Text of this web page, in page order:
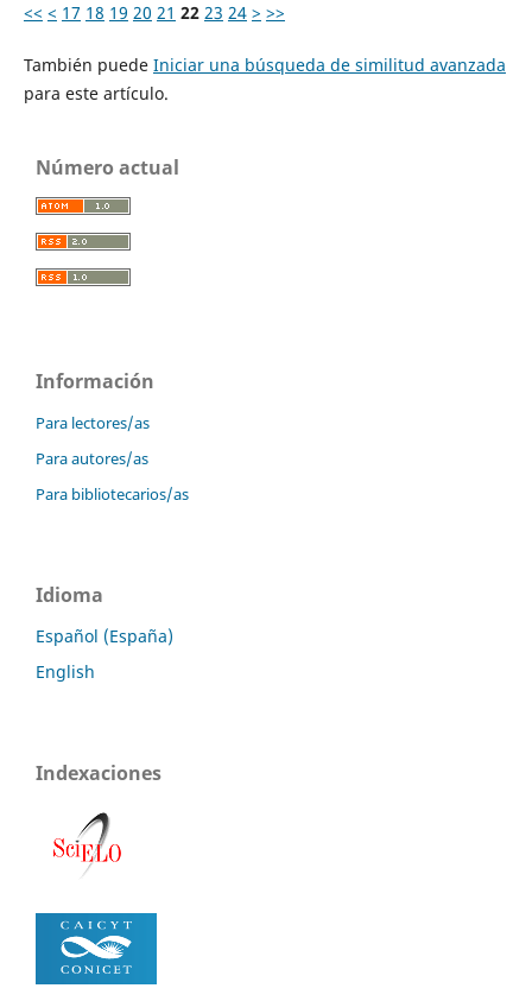
<< < 17 18 19 20 21 22 23 24 > >>
También puede Iniciar una búsqueda de similitud avanzada
para este artículo.
Número actual
Información
Para lectores/as
Para autores/as
Para bibliotecarios/as
Idioma
Español (España)
English
Indexaciones